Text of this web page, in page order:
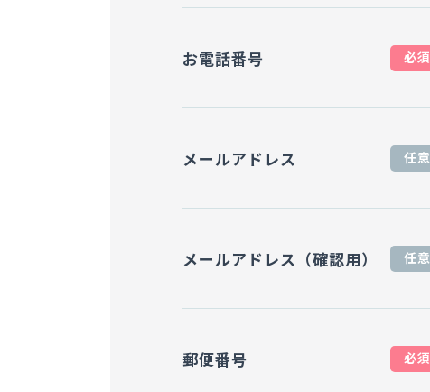
お電話番号 必須
メールアドレス 任意
メールアドレス（確認用） 任意
郵便番号 必須